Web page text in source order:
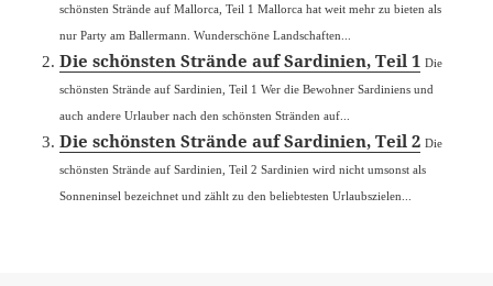
schönsten Strände auf Mallorca, Teil 1 Mallorca hat weit mehr zu bieten als
nur Party am Ballermann. Wunderschöne Landschaften...
Die schönsten Strände auf Sardinien, Teil 1 Die
schönsten Strände auf Sardinien, Teil 1 Wer die Bewohner Sardiniens und
auch andere Urlauber nach den schönsten Stränden auf...
Die schönsten Strände auf Sardinien, Teil 2 Die
schönsten Strände auf Sardinien, Teil 2 Sardinien wird nicht umsonst als
Sonneninsel bezeichnet und zählt zu den beliebtesten Urlaubszielen...